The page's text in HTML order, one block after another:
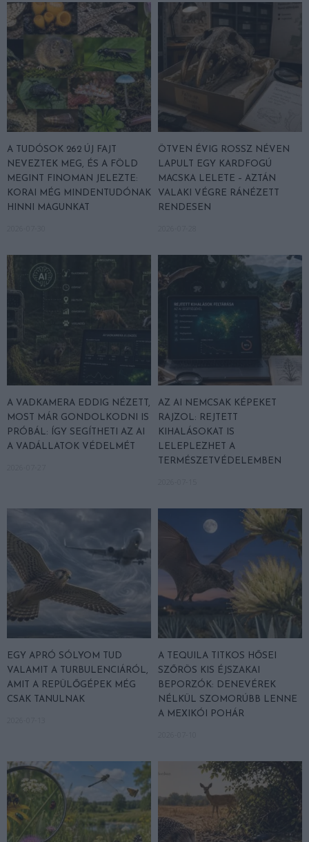
A TUDÓSOK 262 ÚJ FAJT
NEVEZTEK MEG, ÉS A FÖLD
MEGINT FINOMAN JELEZTE:
KORAI MÉG MINDENTUDÓNAK
HINNI MAGUNKAT
ÖTVEN ÉVIG ROSSZ NÉVEN
LAPULT EGY KARDFOGÚ
MACSKA LELETE – AZTÁN
VALAKI VÉGRE RÁNÉZETT
RENDESEN
A VADKAMERA EDDIG NÉZETT,
MOST MÁR GONDOLKODNI IS
PRÓBÁL: ÍGY SEGÍTHETI AZ AI
A VADÁLLATOK VÉDELMÉT
AZ AI NEMCSAK KÉPEKET
RAJZOL: REJTETT
KIHALÁSOKAT IS
LELEPLEZHET A
TERMÉSZETVÉDELEMBEN
EGY APRÓ SÓLYOM TUD
VALAMIT A TURBULENCIÁRÓL,
AMIT A REPÜLŐGÉPEK MÉG
CSAK TANULNAK
A TEQUILA TITKOS HŐSEI
SZŐRÖS KIS ÉJSZAKAI
BEPORZÓK: DENEVÉREK
NÉLKÜL SZOMORÚBB LENNE
A MEXIKÓI POHÁR